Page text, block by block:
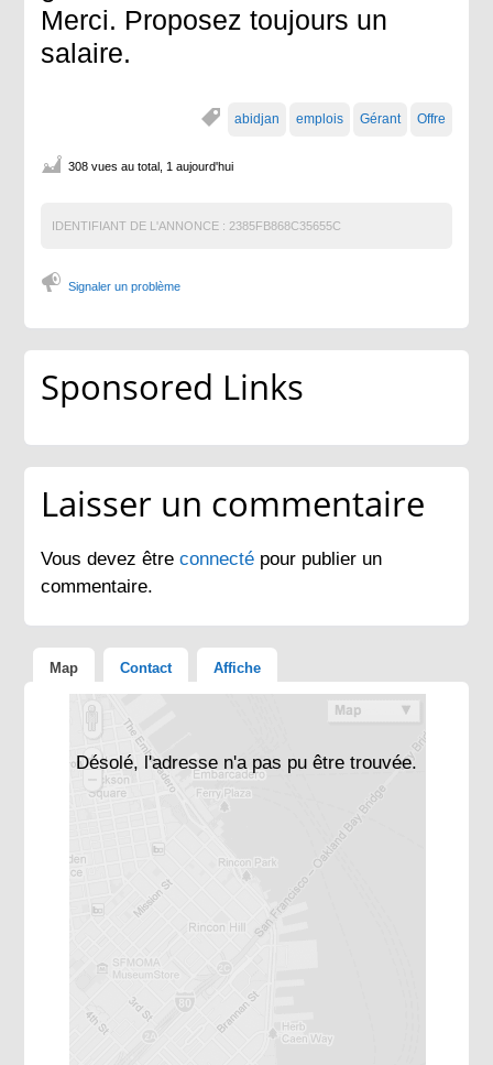
Merci. Proposez toujours un
salaire.
abidjan emplois Gérant Offre
308 vues au total, 1 aujourd'hui
IDENTIFIANT DE L'ANNONCE : 2385FB868C35655C
Signaler un problème
Sponsored Links
Laisser un commentaire
Vous devez êtreconnecté pour publier un
commentaire.
Map Contact Affiche
Désolé, l'adresse n'a pas pu être trouvée.